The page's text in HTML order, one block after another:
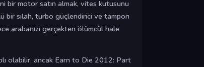
bir motor satın almak, vites kutusunu
bir silah, turbo güçlendirici ve tampon
arabanızı gerçekten ölümcül hale
olabilir, ancak Earn to Die 2012: Part